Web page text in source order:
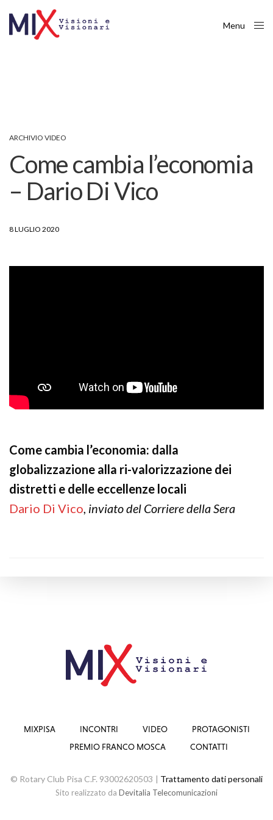
Menu
ARCHIVIO VIDEO
Come cambia l’economia
– Dario Di Vico
8 LUGLIO 2020
Come cambia l’economia: dalla
globalizzazione alla ri-valorizzazione dei
distretti e delle eccellenze locali
Dario Di Vico, inviato del Corriere della Sera
MIXPISA INCONTRI VIDEO
PROTAGONISTI
PREMIO FRANCO MOSCA
CONTATTI
© Rotary Club Pisa C.F. 93002620503 | Trattamento dati personali
Sito realizzato daDevitalia Telecomunicazioni